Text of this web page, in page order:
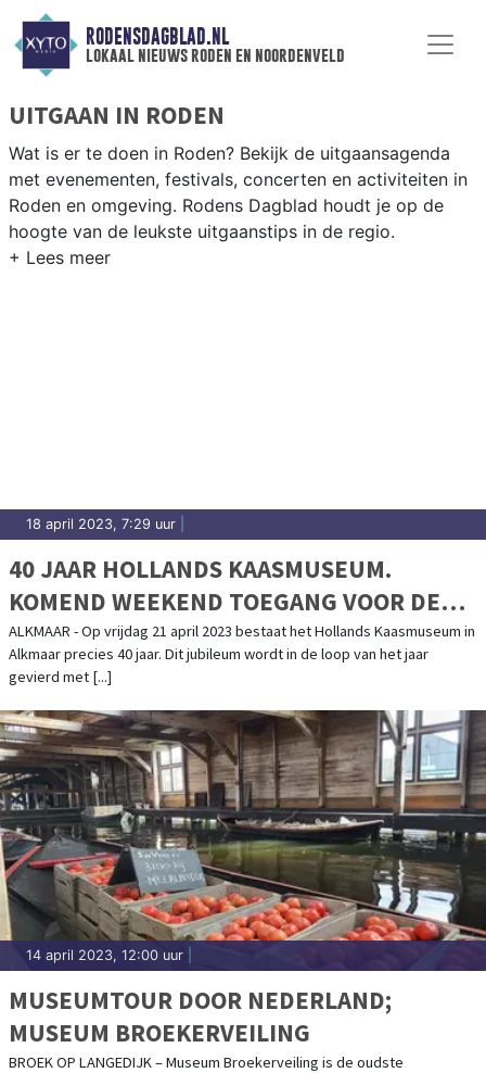
RODENSDAGBLAD.NL
lokaal nieuws roden en noordenveld
UITGAAN IN RODEN
Wat is er te doen in Roden? Bekijk de uitgaansagenda
met evenementen, festivals, concerten en activiteiten in
Roden en omgeving. Rodens Dagblad houdt je op de
hoogte van de leukste uitgaanstips in de regio.
18 april 2023, 7:29 uur
40 JAAR HOLLANDS KAASMUSEUM.
KOMEND WEEKEND TOEGANG VOOR DE
PRIJZEN VAN 1983
ALKMAAR - Op vrijdag 21 april 2023 bestaat het Hollands Kaasmuseum in
Alkmaar precies 40 jaar. Dit jubileum wordt in de loop van het jaar
gevierd met [...]
14 april 2023, 12:00 uur
MUSEUMTOUR DOOR NEDERLAND;
MUSEUM BROEKERVEILING
BROEK OP LANGEDIJK – Museum Broekerveiling is de oudste